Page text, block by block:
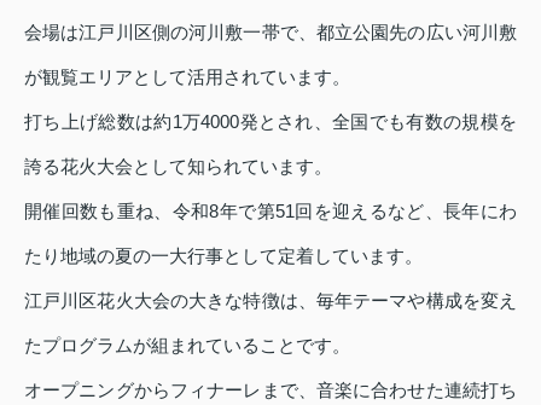
会場は江戸川区側の河川敷一帯で、都立公園先の広い河川敷
が観覧エリアとして活用されています。
打ち上げ総数は約1万4000発とされ、全国でも有数の規模を
誇る花火大会として知られています。
開催回数も重ね、令和8年で第51回を迎えるなど、長年にわ
たり地域の夏の一大行事として定着しています。
江戸川区花火大会の大きな特徴は、毎年テーマや構成を変え
たプログラムが組まれていることです。
オープニングからフィナーレまで、音楽に合わせた連続打ち